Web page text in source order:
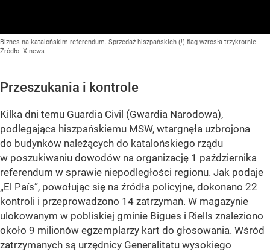
Biznes na katalońskim referendum. Sprzedaż hiszpańskich (!) flag wzrosła trzykrotnie
Źródło: X-news
Przeszukania i kontrole
Kilka dni temu Guardia Civil (Gwardia Narodowa),
podlegająca hiszpańskiemu MSW, wtargnęła uzbrojona
do budynków należących do katalońskiego rządu
w poszukiwaniu dowodów na organizację 1 października
referendum w sprawie niepodległości regionu. Jak podaje
„El País”, powołując się na źródła policyjne, dokonano 22
kontroli i przeprowadzono 14 zatrzymań. W magazynie
ulokowanym w pobliskiej gminie Bigues i Riells znaleziono
około 9 milionów egzemplarzy kart do głosowania. Wśród
zatrzymanych są urzędnicy Generalitatu wysokiego